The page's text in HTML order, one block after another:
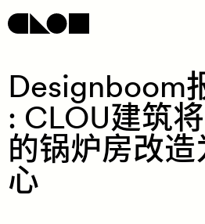
网页导航
Designboom​
: CLOU​建​​筑​​
的​​锅​​炉​​房​​改​​造​​
心​